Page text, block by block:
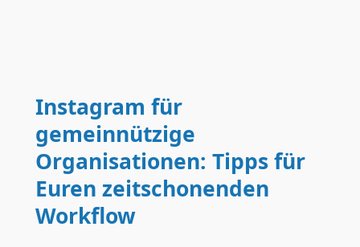
Instagram für
gemeinnützige
Organisationen: Tipps für
Euren zeitschonenden
Workflow